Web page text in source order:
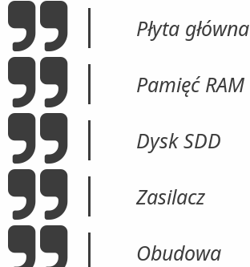
Płyta główna
Pamięć RAM
Dysk SDD
Zasilacz
Obudowa